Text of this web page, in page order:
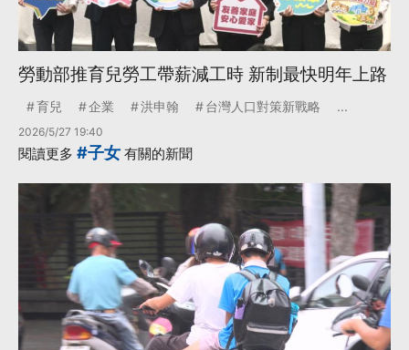
勞動部推育兒勞工帶薪減工時 新制最快明年上路
育兒 企業 洪申翰 台灣人口對策新戰略 ...
2026/5/27 19:40
閱讀更多 #子女 有關的新聞